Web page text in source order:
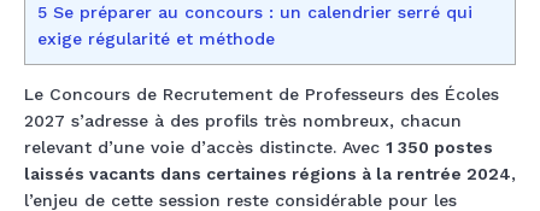
5 Se préparer au concours : un calendrier serré qui
exige régularité et méthode
Le Concours de Recrutement de Professeurs des Écoles
2027 s’adresse à des profils très nombreux, chacun
relevant d’une voie d’accès distincte. Avec 1 350 postes
laissés vacants dans certaines régions à la rentrée 2024,
l’enjeu de cette session reste considérable pour les